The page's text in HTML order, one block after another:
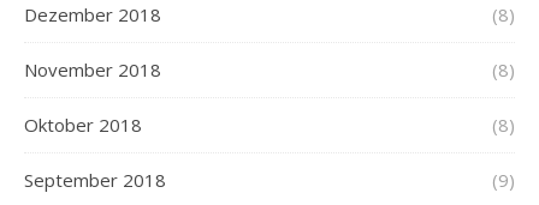
Dezember 2018 (8)
November 2018 (8)
Oktober 2018 (8)
September 2018 (9)